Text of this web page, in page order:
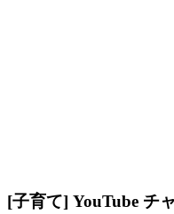
[子育て] YouTube チ